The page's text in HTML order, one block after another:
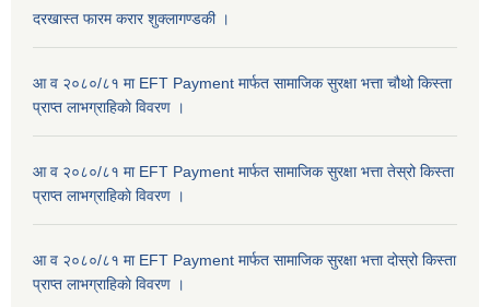
दरखास्त फारम करार शुक्लागण्डकी ।
आ व २०८०/८१ मा EFT Payment मार्फत सामाजिक सुरक्षा भत्ता चौथो किस्ता
प्राप्त लाभग्राहिकाे विवरण ।
आ व २०८०/८१ मा EFT Payment मार्फत सामाजिक सुरक्षा भत्ता तेस्रो किस्ता
प्राप्त लाभग्राहिकाे विवरण ।
आ व २०८०/८१ मा EFT Payment मार्फत सामाजिक सुरक्षा भत्ता दोस्रो किस्ता
प्राप्त लाभग्राहिकाे विवरण ।